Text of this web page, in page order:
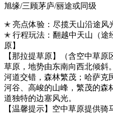
旭缘/三顾茅庐/丽途或同级
✭ 亮点体验：尽揽天山沿途风
✭ 行程玩法：翻越中天山（途
原】
【那拉提草原】（含空中草
草原，地势由东南向西北倾斜
河道交错，森林繁茂；哈萨克
河谷、高峻的山峰，繁茂的森
道独特的边塞风光。
【温馨提示】空中草原提供